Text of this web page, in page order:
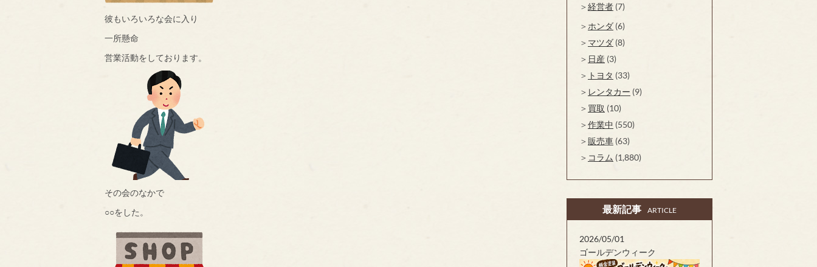
彼もいろいろな会に入り
一所懸命
営業活動をしております。
その会のなかで
○○をした。
経営者 (7)
ホンダ (6)
マツダ (8)
日産 (3)
トヨタ (33)
レンタカー (9)
買取 (10)
作業中 (550)
販売車 (63)
コラム (1,880)
最新記事 ARTICLE
2026/05/01
ゴールデンウィーク